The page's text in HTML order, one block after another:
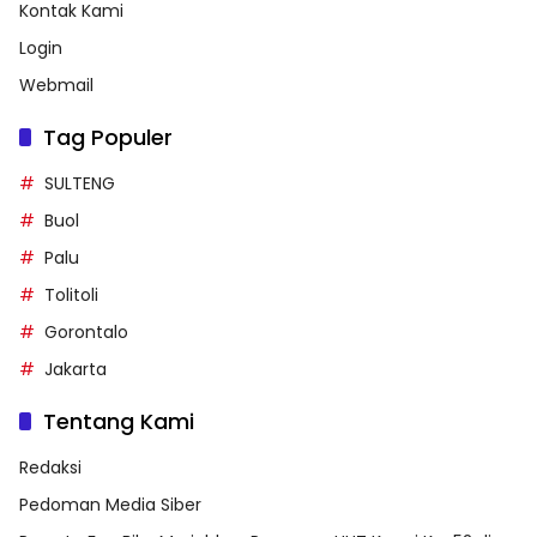
Buol
Kontak Kami
Login
Tag Populer
SULTENG
Buol
Palu
Tolitoli
Gorontalo
Tentang Kami